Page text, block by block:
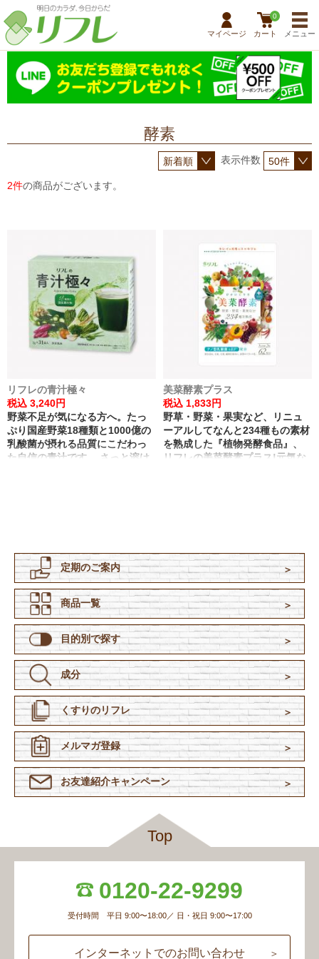
マイページ カート
0
メニュー
酵素
表示件数
2件の商品がございます。
リフレの青汁極々
税込 3,240円
野菜不足が気になる方へ。たっ
ぷり国産野菜18種類と1000億の
乳酸菌が摂れる品質にこだわっ
た自信の青汁です。 さっと溶け
美菜酵素プラス
税込 1,833円
野草・野菜・果実など、リニュ
ーアルしてなんと234種もの素材
を熟成した『植物発酵食品』、
リフレの美菜酵素プラス!元気な
定期のご案内
商品一覧
目的別で探す
成分
くすりのリフレ
メルマガ登録
お友達紹介キャンペーン
Top
0120-22-9299
受付時間 平日 9:00〜18:00／ 日・祝日 9:00〜17:00
インターネットでのお問い合わせ